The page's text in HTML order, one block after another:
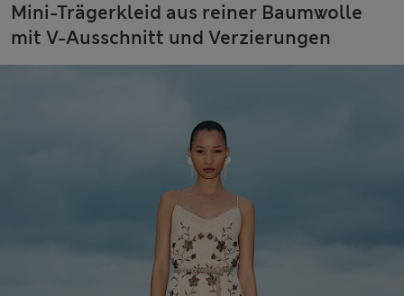
Mini-Trägerkleid aus reiner Baumwolle
mit V-Ausschnitt und Verzierungen